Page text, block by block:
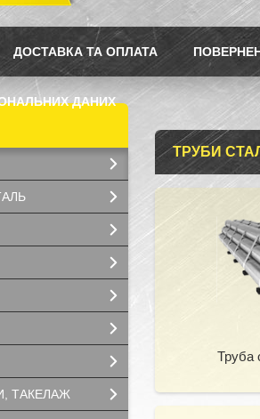
ДОСТАВКА ТА ОПЛАТА
ДАНИХ
ТРУБИ
Труба
ТАКЕЛАЖ